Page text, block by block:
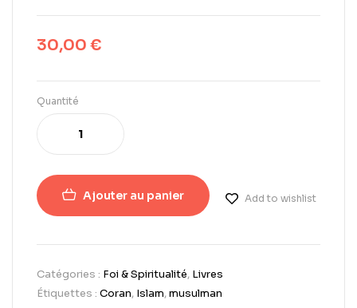
30,00 €
Quantité
Ajouter au panier Add to wishlist
Catégories : Foi & Spiritualité, Livres
Étiquettes : Coran, Islam,musulman